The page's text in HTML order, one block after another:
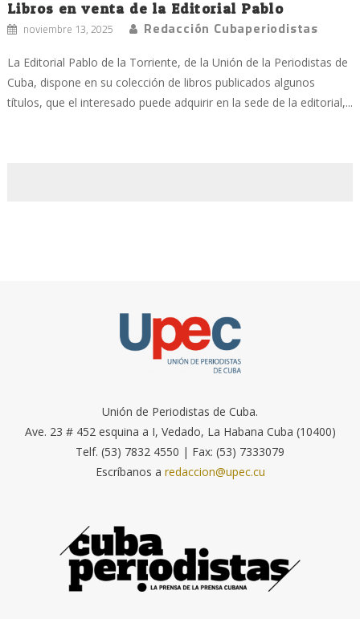
Libros en venta de la Editorial Pablo
noviembre 13, 2025 Redacción Cubaperiodistas
La Editorial Pablo de la Torriente, de la Unión de la Periodistas de
Cuba, dispone en su colección de libros publicados algunos
títulos, que el interesado puede adquirir en la sede de la editorial,...
Unión de Periodistas de Cuba.
Ave. 23 # 452 esquina a I, Vedado, La Habana Cuba (10400)
Telf. (53) 7832 4550 | Fax: (53) 7333079
Escríbanos a redaccion@upec.cu